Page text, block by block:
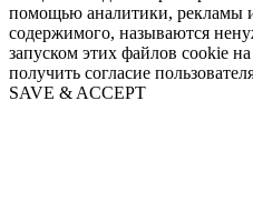
помощью аналитики, рекламы
содержимого, называются
запуском этих файлов cookie
получить согласие
SAVE & ACCEPT